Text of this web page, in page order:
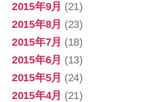
2015年9月 (21)
2015年8月 (23)
2015年7月 (18)
2015年6月 (13)
2015年5月 (24)
2015年4月 (21)